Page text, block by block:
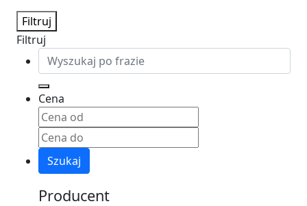
Filtruj
Filtruj
Cena
Szukaj
Producent